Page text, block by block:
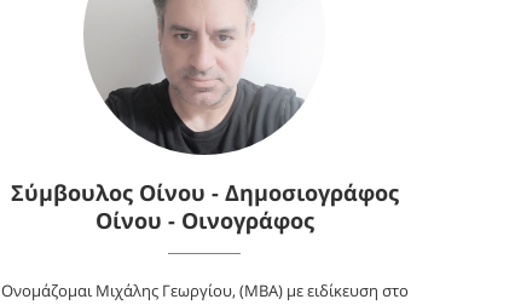
Σύμβουλος Οίνου - Δημοσιογράφος
Οίνου - Οινογράφος
Ονομάζομαι Μιχάλης Γεωργίου, (MBA) με ειδίκευση στο